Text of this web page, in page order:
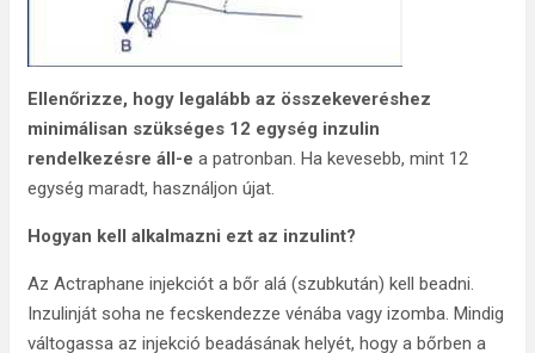
Ellenőrizze, hogy legalább az összekeveréshez
minimálisan szükséges 12 egység inzulin
rendelkezésre áll-e a patronban. Ha kevesebb, mint 12
egység maradt, használjon újat.
Hogyan kell alkalmazni ezt az inzulint?
Az Actraphane injekciót a bőr alá (szubkután) kell beadni.
Inzulinját soha ne fecskendezze vénába vagy izomba. Mindig
váltogassa az injekció beadásának helyét, hogy a bőrben a